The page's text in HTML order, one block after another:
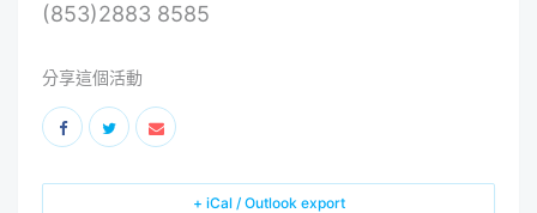
(853)2883 8585
分享這個活動
+ iCal / Outlook export